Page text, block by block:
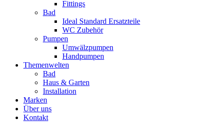
Fittings
Bad
Ideal Standard Ersatzteile
WC Zubehör
Pumpen
Umwälzpumpen
Handpumpen
Themenwelten
Bad
Haus & Garten
Installation
Marken
Über uns
Kontakt